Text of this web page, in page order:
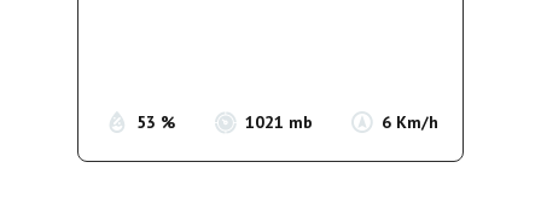
53 % 1021 mb 6 Km/h